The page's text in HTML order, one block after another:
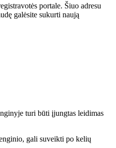
portale. Šiuo adresu
galėsite sukurti naują
turi būti įjungtas leidimas
gali suveikti po kelių